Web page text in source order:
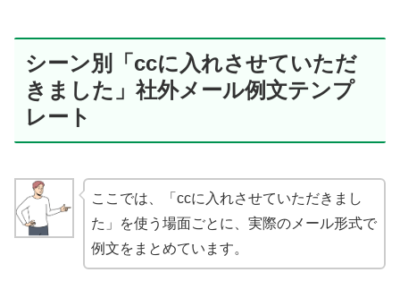
シーン別「ccに入れさせていただ
きました」社外メール例文テンプ
レート
ここでは、「ccに入れさせていただきまし
た」を使う場面ごとに、実際のメール形式で
例文をまとめています。